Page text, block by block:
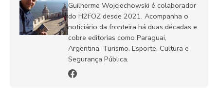
Guilherme Wojciechowski é colaborador
do H2FOZ desde 2021. Acompanha o
noticiário da fronteira há duas décadas e
cobre editorias como Paraguai,
Argentina, Turismo, Esporte, Cultura e
Segurança Pública.